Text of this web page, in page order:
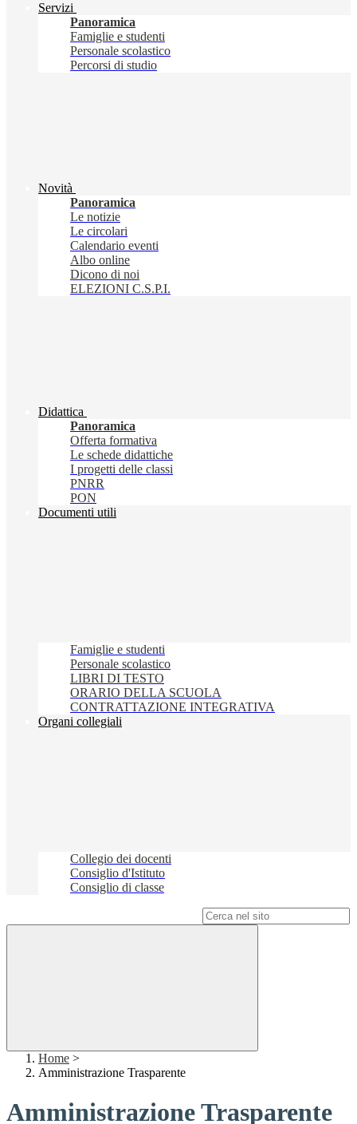
Servizi
Panoramica
Famiglie e studenti
Personale scolastico
Percorsi di studio
Novità
Panoramica
Le notizie
Le circolari
Calendario eventi
Albo online
Dicono di noi
ELEZIONI C.S.P.I.
Didattica
Panoramica
Offerta formativa
Le schede didattiche
I progetti delle classi
PNRR
PON
Documenti utili
Famiglie e studenti
Personale scolastico
LIBRI DI TESTO
ORARIO DELLA SCUOLA
CONTRATTAZIONE INTEGRATIVA
Organi collegiali
Collegio dei docenti
Consiglio d'Istituto
Consiglio di classe
Home >
Amministrazione Trasparente
Amministrazione Trasparente